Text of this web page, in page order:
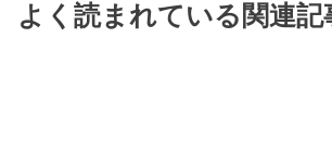
よく読まれている関連記